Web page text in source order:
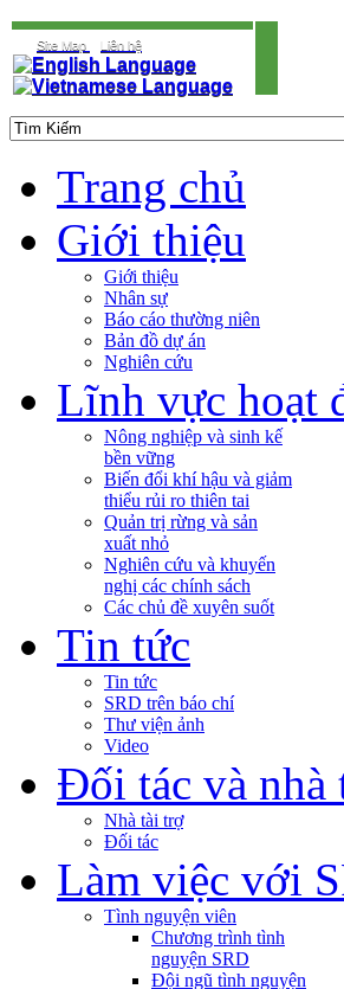
Site Map Liên hệ
Trang chủ
Giới thiệu
Giới thiệu
Nhân sự
Báo cáo thường niên
Bản đồ dự án
Nghiên cứu
Lĩnh vực hoạt
Nông nghiệp và sinh kế
bền vững
Biến đổi khí hậu và giảm
thiểu rủi ro thiên tai
Quản trị rừng và sản
xuất nhỏ
Nghiên cứu và khuyến
nghị các chính sách
Các chủ đề xuyên suốt
Tin tức
Tin tức
SRD trên báo chí
Thư viện ảnh
Video
Đối tác và nhà
Nhà tài trợ
Đối tác
Làm việc với
Tình nguyện viên
Chương trình tình
nguyện SRD
Đội ngũ tình nguyện